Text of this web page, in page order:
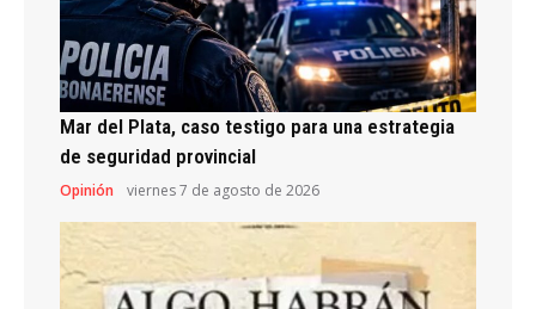
Mar del Plata, caso testigo para una estrategia
de seguridad provincial
Opinión viernes 7 de agosto de 2026